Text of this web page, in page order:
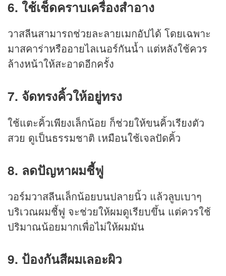
6. ใช้เช็ดคราบเครื่องสำอาง
วาสลีนสามารถช่วยละลายเมกอัปได้ โดยเฉพาะ
มาสคาร่าหรืออายไลเนอร์กันน้ำ แต่หลังใช้ควร
ล้างหน้าให้สะอาดอีกครั้ง
7. จัดทรงคิ้วให้อยู่ทรง
ใช้แตะคิ้วเพียงเล็กน้อย ก็ช่วยให้ขนคิ้วเรียงตัว
สวย ดูเป็นธรรมชาติ เหมือนใช้เจลปัดคิ้ว
8. ลดปัญหาผมชี้ฟู
วอร์มวาสลีนเล็กน้อยบนปลายนิ้ว แล้วลูบเบาๆ
บริเวณผมชี้ฟู จะช่วยให้ผมดูเรียบขึ้น แต่ควรใช้
ปริมาณน้อยมากเพื่อไม่ให้ผมมัน
9. ป้องกันสีผมเลอะผิว